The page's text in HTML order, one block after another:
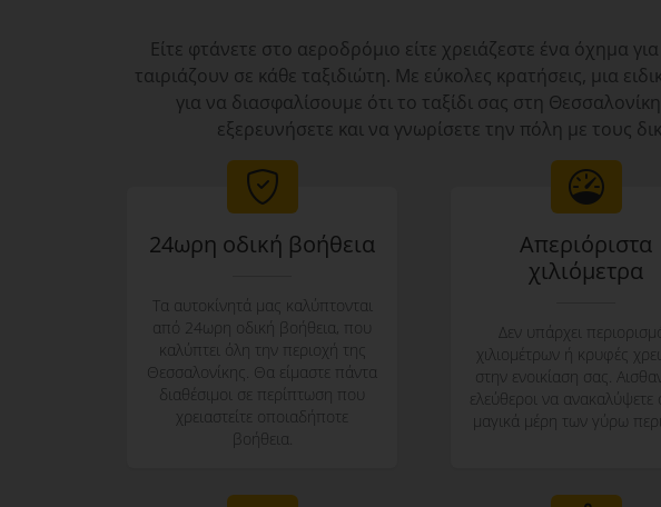
Είτε φτάνετε στο αεροδρόμιο είτε χρειάζεστε ένα όχημα
ταιριάζουν σε κάθε ταξιδιώτη. Με εύκολες κρατήσεις, μια
για να διασφαλίσουμε ότι το ταξίδι σας στη
εξερευνήσετε και να γνωρίσετε την πόλη με τους
24ωρη οδική βοήθεια
Τα αυτοκίνητά μας καλύπτονται
από 24ωρη οδική βοήθεια, που
καλύπτει όλη την περιοχή της
Θεσσαλονίκης. Θα είμαστε πάντα
διαθέσιμοι σε περίπτωση που
χρειαστείτε οποιαδήποτε
βοήθεια.
Απεριόριστα
χιλιόμετρα
Δεν υπάρχει
χιλιομέτρων ή κρυφές
στην ενοικίαση σας.
ελεύθεροι να ανακαλύψετε
μαγικά μέρη των γύρω